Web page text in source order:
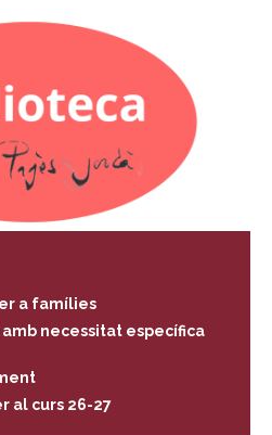
a famílies
necessitat específica
al curs 26-27